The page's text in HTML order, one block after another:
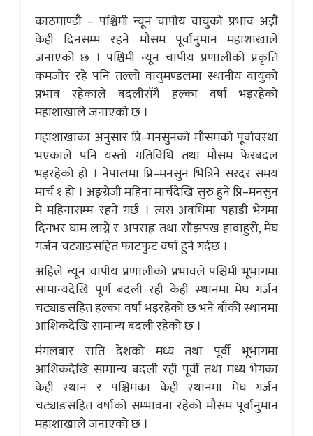
काठमाण्डौ – पश्चिमी न्यून चापीय वायुको प्रभाव अझै
केही दिनसम्म रहने मौसम पूर्वानुमान महाशाखाले
जनाएको छ । पश्चिमी न्यून चापीय प्रणालीको प्रकृति
कमजोर रहे पनि तल्लो वायुमण्डलमा स्थानीय वायुको
प्रभाव रहेकाले बदलीसँगै हल्का वर्षा भइरहेको
महाशाखाले जनाएको छ ।
महाशाखाका अनुसार प्रि–मनसुनको मौसमको पूर्वावस्था
भएकाले पनि यस्तो गतिविधि तथा मौसम फेरबदल
भइरहेको हो । नेपालमा प्रि–मनसुन भित्रिने सरदर समय
मार्च १ हो । अङ्ग्रेजी महिना मार्चदेखि सुरु हुने प्रि–मनसुन
मे महिनासम्म रहने गर्छ । त्यस अवधिमा पहाडी भेगमा
दिनभर घाम लाग्ने र अपराह्न तथा साँझपख हावाहुरी, मेघ
गर्जन चट्याङसहित फाटफुट वर्षा हुने गर्दछ ।
अहिले न्यून चापीय प्रणालीको प्रभावले पश्चिमी भूभागमा
सामान्यदेखि पूर्ण बदली रही केही स्थानमा मेघ गर्जन
चट्याङसहित हल्का वर्षा भइरहेको छ भने बाँकी स्थानमा
आंशिकदेखि सामान्य बदली रहेको छ ।
मंगलबार राति देशको मध्य तथा पूर्वी भूभागमा
आंशिकदेखि सामान्य बदली रही पूर्वी तथा मध्य भेगका
केही स्थान र पश्चिमका केही स्थानमा मेघ गर्जन
चट्याङसहित वर्षाको सम्भावना रहेको मौसम पूर्वानुमान
महाशाखाले जनाएको छ ।